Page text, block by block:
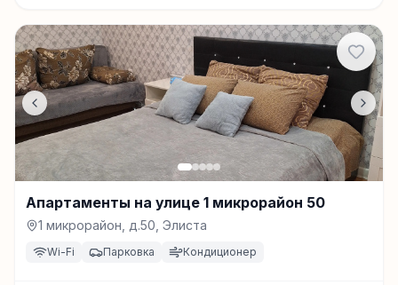
Апартаменты на улице 1 микрорайон 50
1 микрорайон, д.50, Элиста
Wi-Fi Парковка Кондиционер